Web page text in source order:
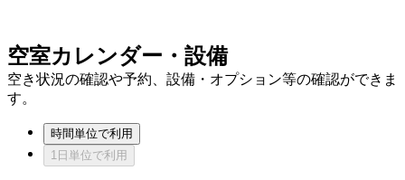
空室カレンダー・設備
空き状況の確認や予約、設備・オプション等の確認ができま
す。
時間単位で利用
1日単位で利用